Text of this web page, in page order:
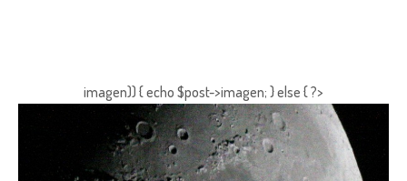
imagen)) { echo $post->imagen; } else { ?>